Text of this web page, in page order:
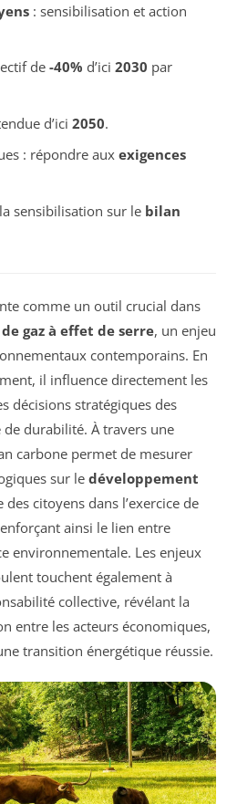
: sensibilisation et action
de -40% d’ici 2030 par
d’ici 2050.
: répondre aux exigences
sensibilisation sur le bilan
comme un outil crucial dans
gaz à effet de serre, un enjeu
contemporains. En
il influence directement les
décisions stratégiques des
durabilité. À travers une
carbone permet de mesurer
sur le développement
citoyens dans l’exercice de
ainsi le lien entre
environnementale. Les enjeux
touchent également à
collective, révélant la
entre les acteurs économiques,
transition énergétique réussie.